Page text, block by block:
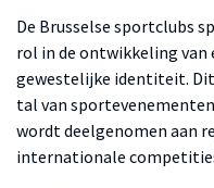
De Brusselse sportclubs
rol in de ontwikkeling van
gewestelijke identiteit.
tal van
wordt deelgenomen aan
internationale